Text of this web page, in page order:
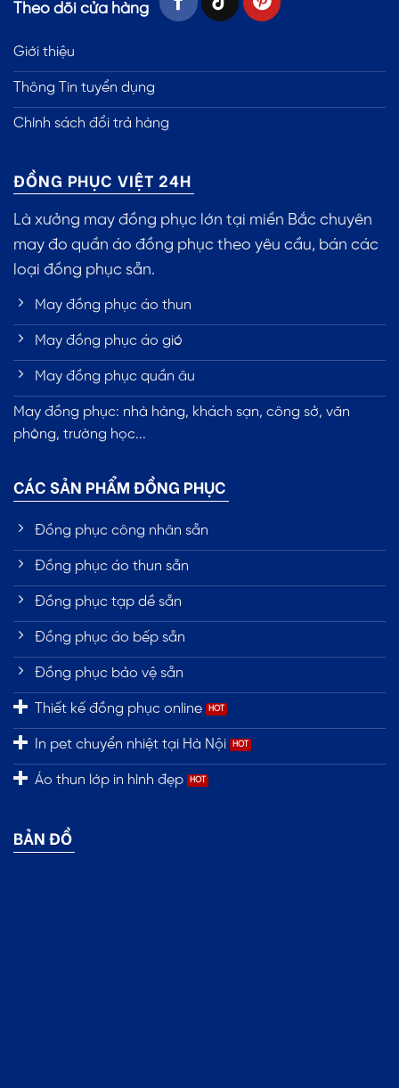
Theo dõi cửa hàng
Giới thiệu
Thông Tin tuyển dụng
Chính sách đổi trả hàng
ĐỒNG PHỤC VIỆT 24H
Là xưởng may đồng phục lớn tại miền Bắc chuyên
may đo quần áo đồng phục theo yêu cầu, bán các
loại đồng phục sẵn.
May đồng phục áo thun
May đồng phục áo gió
May đồng phục quần âu
May đồng phục: nhà hàng, khách sạn, công sở, văn
phòng, trường học...
CÁC SẢN PHẨM ĐỒNG PHỤC
Đồng phục công nhân sẵn
Đồng phục áo thun sẵn
Đồng phục tạp dề sẵn
Đồng phục áo bếp sẵn
Đồng phục bảo vệ sẵn
Thiết kế đồng phục online
In pet chuyển nhiệt tại Hà Nội
Áo thun lớp in hình đẹp
BẢN ĐỒ